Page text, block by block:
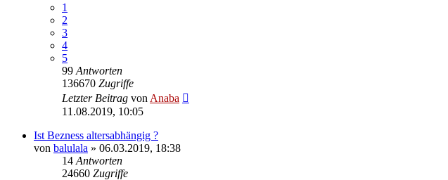
1
2
3
4
5
99 Antworten
136670 Zugriffe
Letzter Beitrag von Anaba
11.08.2019, 10:05
Ist Bezness altersabhängig ?
von balulala » 06.03.2019, 18:38
14 Antworten
24660 Zugriffe